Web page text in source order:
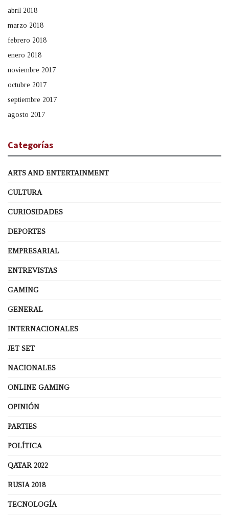
abril 2018
marzo 2018
febrero 2018
enero 2018
noviembre 2017
octubre 2017
septiembre 2017
agosto 2017
Categorías
ARTS AND ENTERTAINMENT
CULTURA
CURIOSIDADES
DEPORTES
EMPRESARIAL
ENTREVISTAS
GAMING
GENERAL
INTERNACIONALES
JET SET
NACIONALES
ONLINE GAMING
OPINIÓN
PARTIES
POLÍTICA
QATAR 2022
RUSIA 2018
TECNOLOGÍA